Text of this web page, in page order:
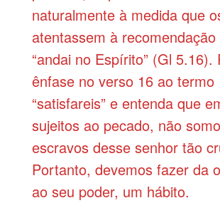
naturalmente à medida que
atentassem à recomendação
“andai no Espírito” (Gl 5.16).
ênfase no verso 16 ao termo
“satisfareis” e entenda que
sujeitos ao pecado, não
escravos desse senhor tão
Portanto, devemos fazer da
ao seu poder, um hábito.